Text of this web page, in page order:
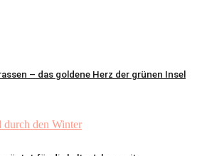
– das goldene Herz der grünen Insel